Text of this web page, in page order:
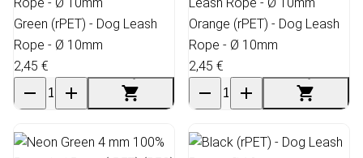
Green (rPET) - Dog Leash
Rope - Ø 10mm
2,45 €
Orange (rPET) - Dog Leash
Rope - Ø 10mm
2,45 €